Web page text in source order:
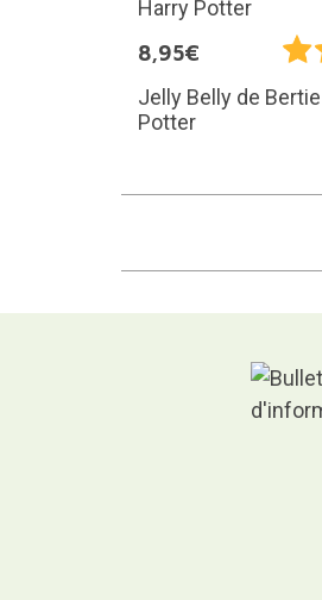
8,95€
Jelly Belly de
Potter